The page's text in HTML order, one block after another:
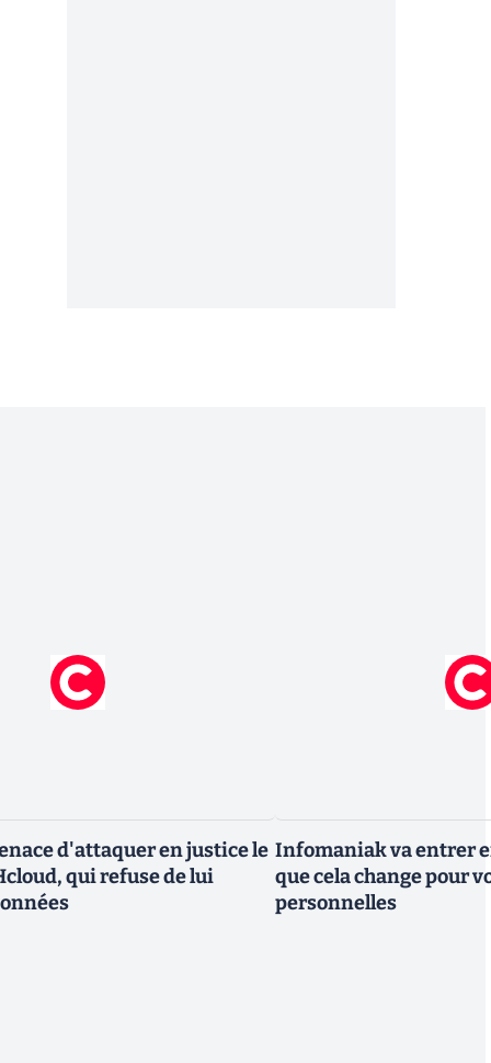
d'attaquer en justice le
qui refuse de lui
Infomaniak va entrer
que cela change pour
personnelles